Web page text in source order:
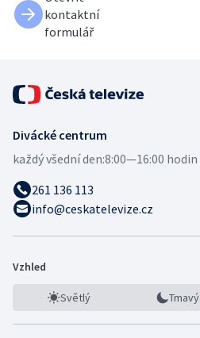
kontaktní
formulář
Divácké centrum
každý všední den:8:00—16:00 hodin
261 136 113
info@ceskatelevize.cz
Vzhled
Světlý Tmavý